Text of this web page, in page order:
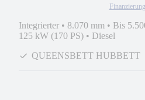
Integrierter • 8.070 mm • Bis
125 kW (170 PS) • Diesel
QUEENSBETT HUBBETT